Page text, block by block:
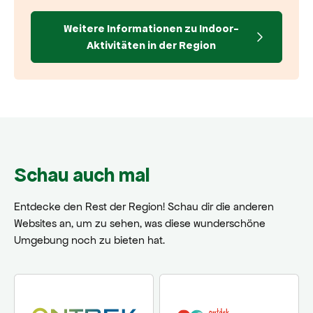
Weitere Informationen zu Indoor-
Aktivitäten in der Region
Schau auch mal
Entdecke den Rest der Region! Schau dir die anderen
Websites an, um zu sehen, was diese wunderschöne
Umgebung noch zu bieten hat.